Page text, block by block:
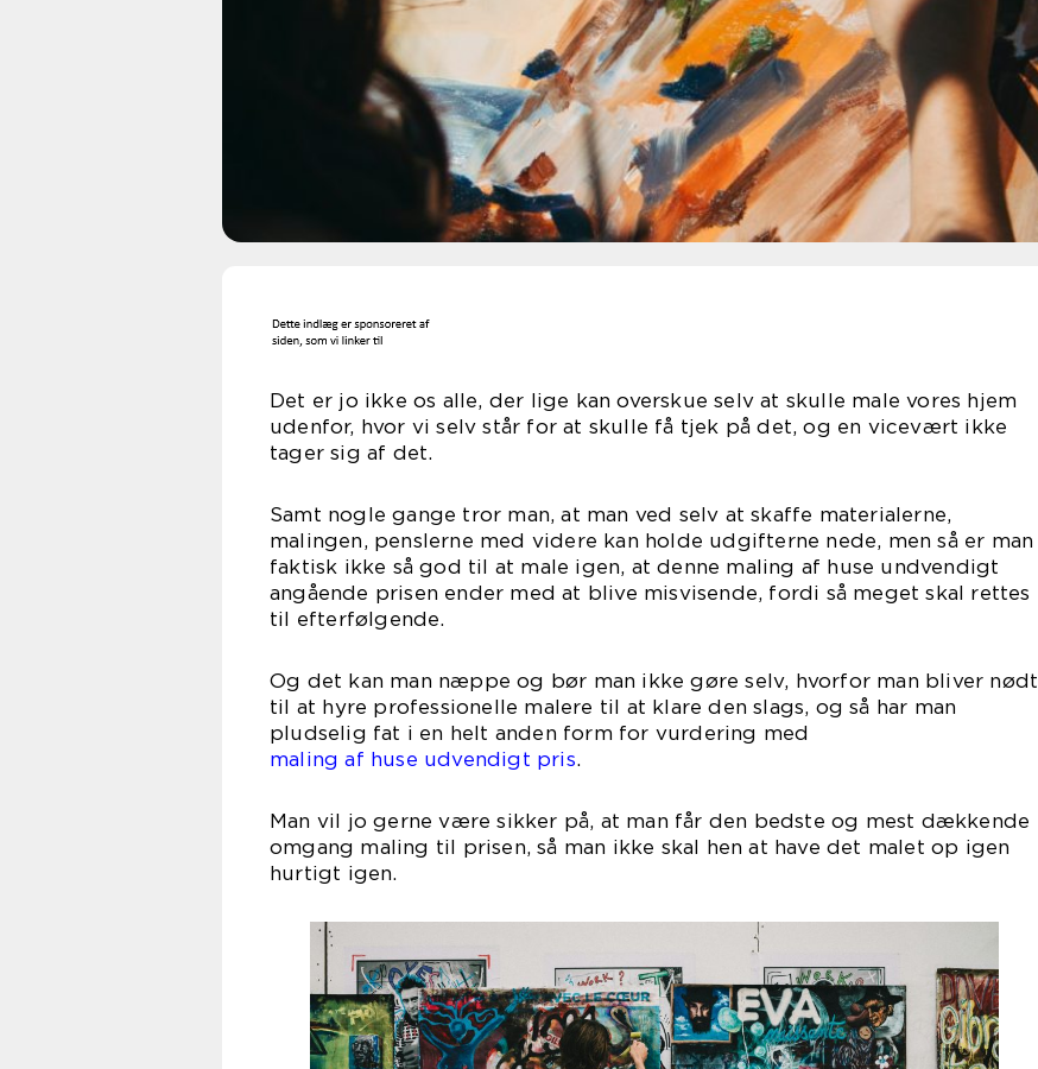
Det er jo ikke os alle, der lige kan overskue selv at skulle male vores hjem
udenfor, hvor vi selv står for at skulle få tjek på det, og en vicevært ikke
tager sig af det.
Samt nogle gange tror man, at man ved selv at skaffe materialerne,
malingen, penslerne med videre kan holde udgifterne nede, men så er man
faktisk ikke så god til at male igen, at denne maling af huse undvendigt
angående prisen ender med at blive misvisende, fordi så meget skal rettes
til efterfølgende.
Og det kan man næppe og bør man ikke gøre selv, hvorfor man bliver nødt
til at hyre professionelle malere til at klare den slags, og så har man
pludselig fat i en helt anden form for vurdering med
maling af huse udvendigt pris.
Man vil jo gerne være sikker på, at man får den bedste og mest dækkende
omgang maling til prisen, så man ikke skal hen at have det malet op igen
hurtigt igen.